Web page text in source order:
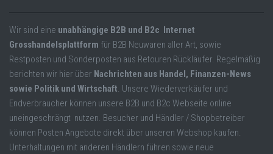
Wir sind eine unabhängige B2B und B2c Internet
Grosshandelsplattform für B2B Neuwaren aller Art, sowie
Restposten und Sonderposten aus Retouren Rückläufer. Regelmäßig
berichten wir hier über Nachrichten aus Handel, Finanzen-News
sowie Politik und Wirtschaft. Unsere Wiederverkäufer und
Endverbraucher können unsere B2B und B2c Webseite online
uneingeschrängt nutzen. Besucher und Händler / Shopbetreiber
können Posten Angebote direkt über unseren Webshop kaufen.
Unterhaltungen mit anderen Händlern führen sowie neue